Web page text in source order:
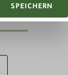
SPEICHERN